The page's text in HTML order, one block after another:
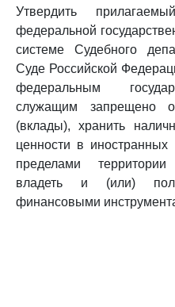
Утвердить
федеральной
системе Судебного
Суде Российской
федеральным
служащим запрещено
(вклады), хранить
ценности в
пределами
владеть и (или)
финансовыми